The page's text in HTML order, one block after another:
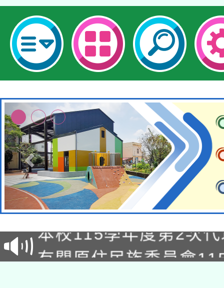
本校115學年度第1次
次招考甄選結果公告(
有關原住民族委員會